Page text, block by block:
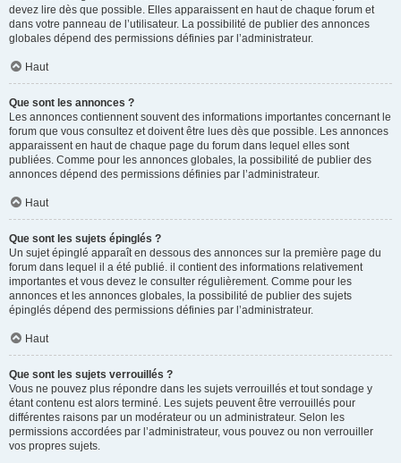
devez lire dès que possible. Elles apparaissent en haut de chaque forum et
dans votre panneau de l’utilisateur. La possibilité de publier des annonces
globales dépend des permissions définies par l’administrateur.
Haut
Que sont les annonces ?
Les annonces contiennent souvent des informations importantes concernant le
forum que vous consultez et doivent être lues dès que possible. Les annonces
apparaissent en haut de chaque page du forum dans lequel elles sont
publiées. Comme pour les annonces globales, la possibilité de publier des
annonces dépend des permissions définies par l’administrateur.
Haut
Que sont les sujets épinglés ?
Un sujet épinglé apparaît en dessous des annonces sur la première page du
forum dans lequel il a été publié. il contient des informations relativement
importantes et vous devez le consulter régulièrement. Comme pour les
annonces et les annonces globales, la possibilité de publier des sujets
épinglés dépend des permissions définies par l’administrateur.
Haut
Que sont les sujets verrouillés ?
Vous ne pouvez plus répondre dans les sujets verrouillés et tout sondage y
étant contenu est alors terminé. Les sujets peuvent être verrouillés pour
différentes raisons par un modérateur ou un administrateur. Selon les
permissions accordées par l’administrateur, vous pouvez ou non verrouiller
vos propres sujets.